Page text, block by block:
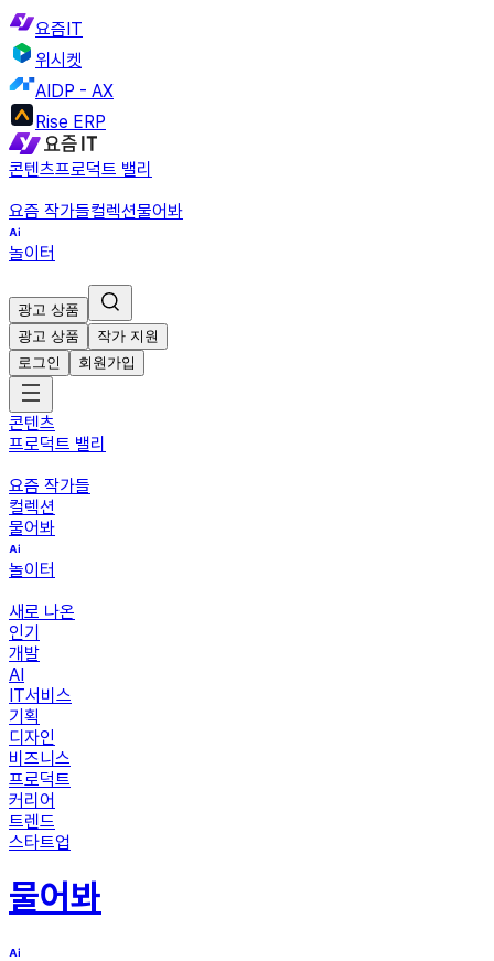
요즘IT
위시켓
AIDP - AX
Rise ERP
콘텐츠프로덕트 밸리
요즘 작가들컬렉션물어봐
놀이터
광고 상품
광고 상품
작가 지원
로그인
회원가입
콘텐츠
프로덕트 밸리
요즘 작가들
컬렉션
물어봐
놀이터
새로 나온
인기
개발
AI
IT서비스
기획
디자인
비즈니스
프로덕트
커리어
트렌드
스타트업
물어봐